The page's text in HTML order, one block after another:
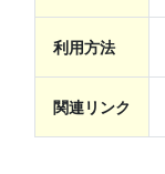
利用方法
関連リンク